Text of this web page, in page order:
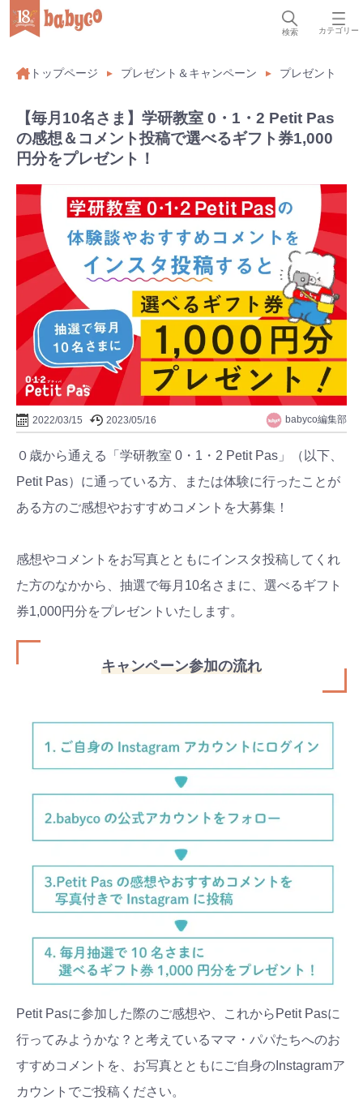
検索 カテゴリー
トップページ プレゼント＆キャンペーン プレゼント
【毎月10名さま】学研教室 0・1・2 Petit Pas
の感想＆コメント投稿で選べるギフト券1,000
円分をプレゼント！
2022/03/15 2023/05/16 babyco編集部
０歳から通える「学研教室 0・1・2 Petit Pas」（以下、
Petit Pas）に通っている方、または体験に行ったことが
ある方のご感想やおすすめコメントを大募集！
感想やコメントをお写真とともにインスタ投稿してくれ
た方のなかから、抽選で毎月10名さまに、選べるギフト
券1,000円分をプレゼントいたします。
キャンペーン参加の流れ
Petit Pasに参加した際のご感想や、これからPetit Pasに
行ってみようかな？と考えているママ・パパたちへのお
すすめコメントを、お写真とともにご自身のInstagramア
カウントでご投稿ください。